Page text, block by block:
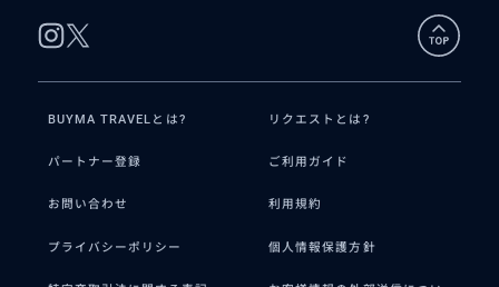
BUYMA TRAVELとは? リクエストとは?
パートナー登録 ご利用ガイド
お問い合わせ 利用規約
プライバシーポリシー 個人情報保護方針